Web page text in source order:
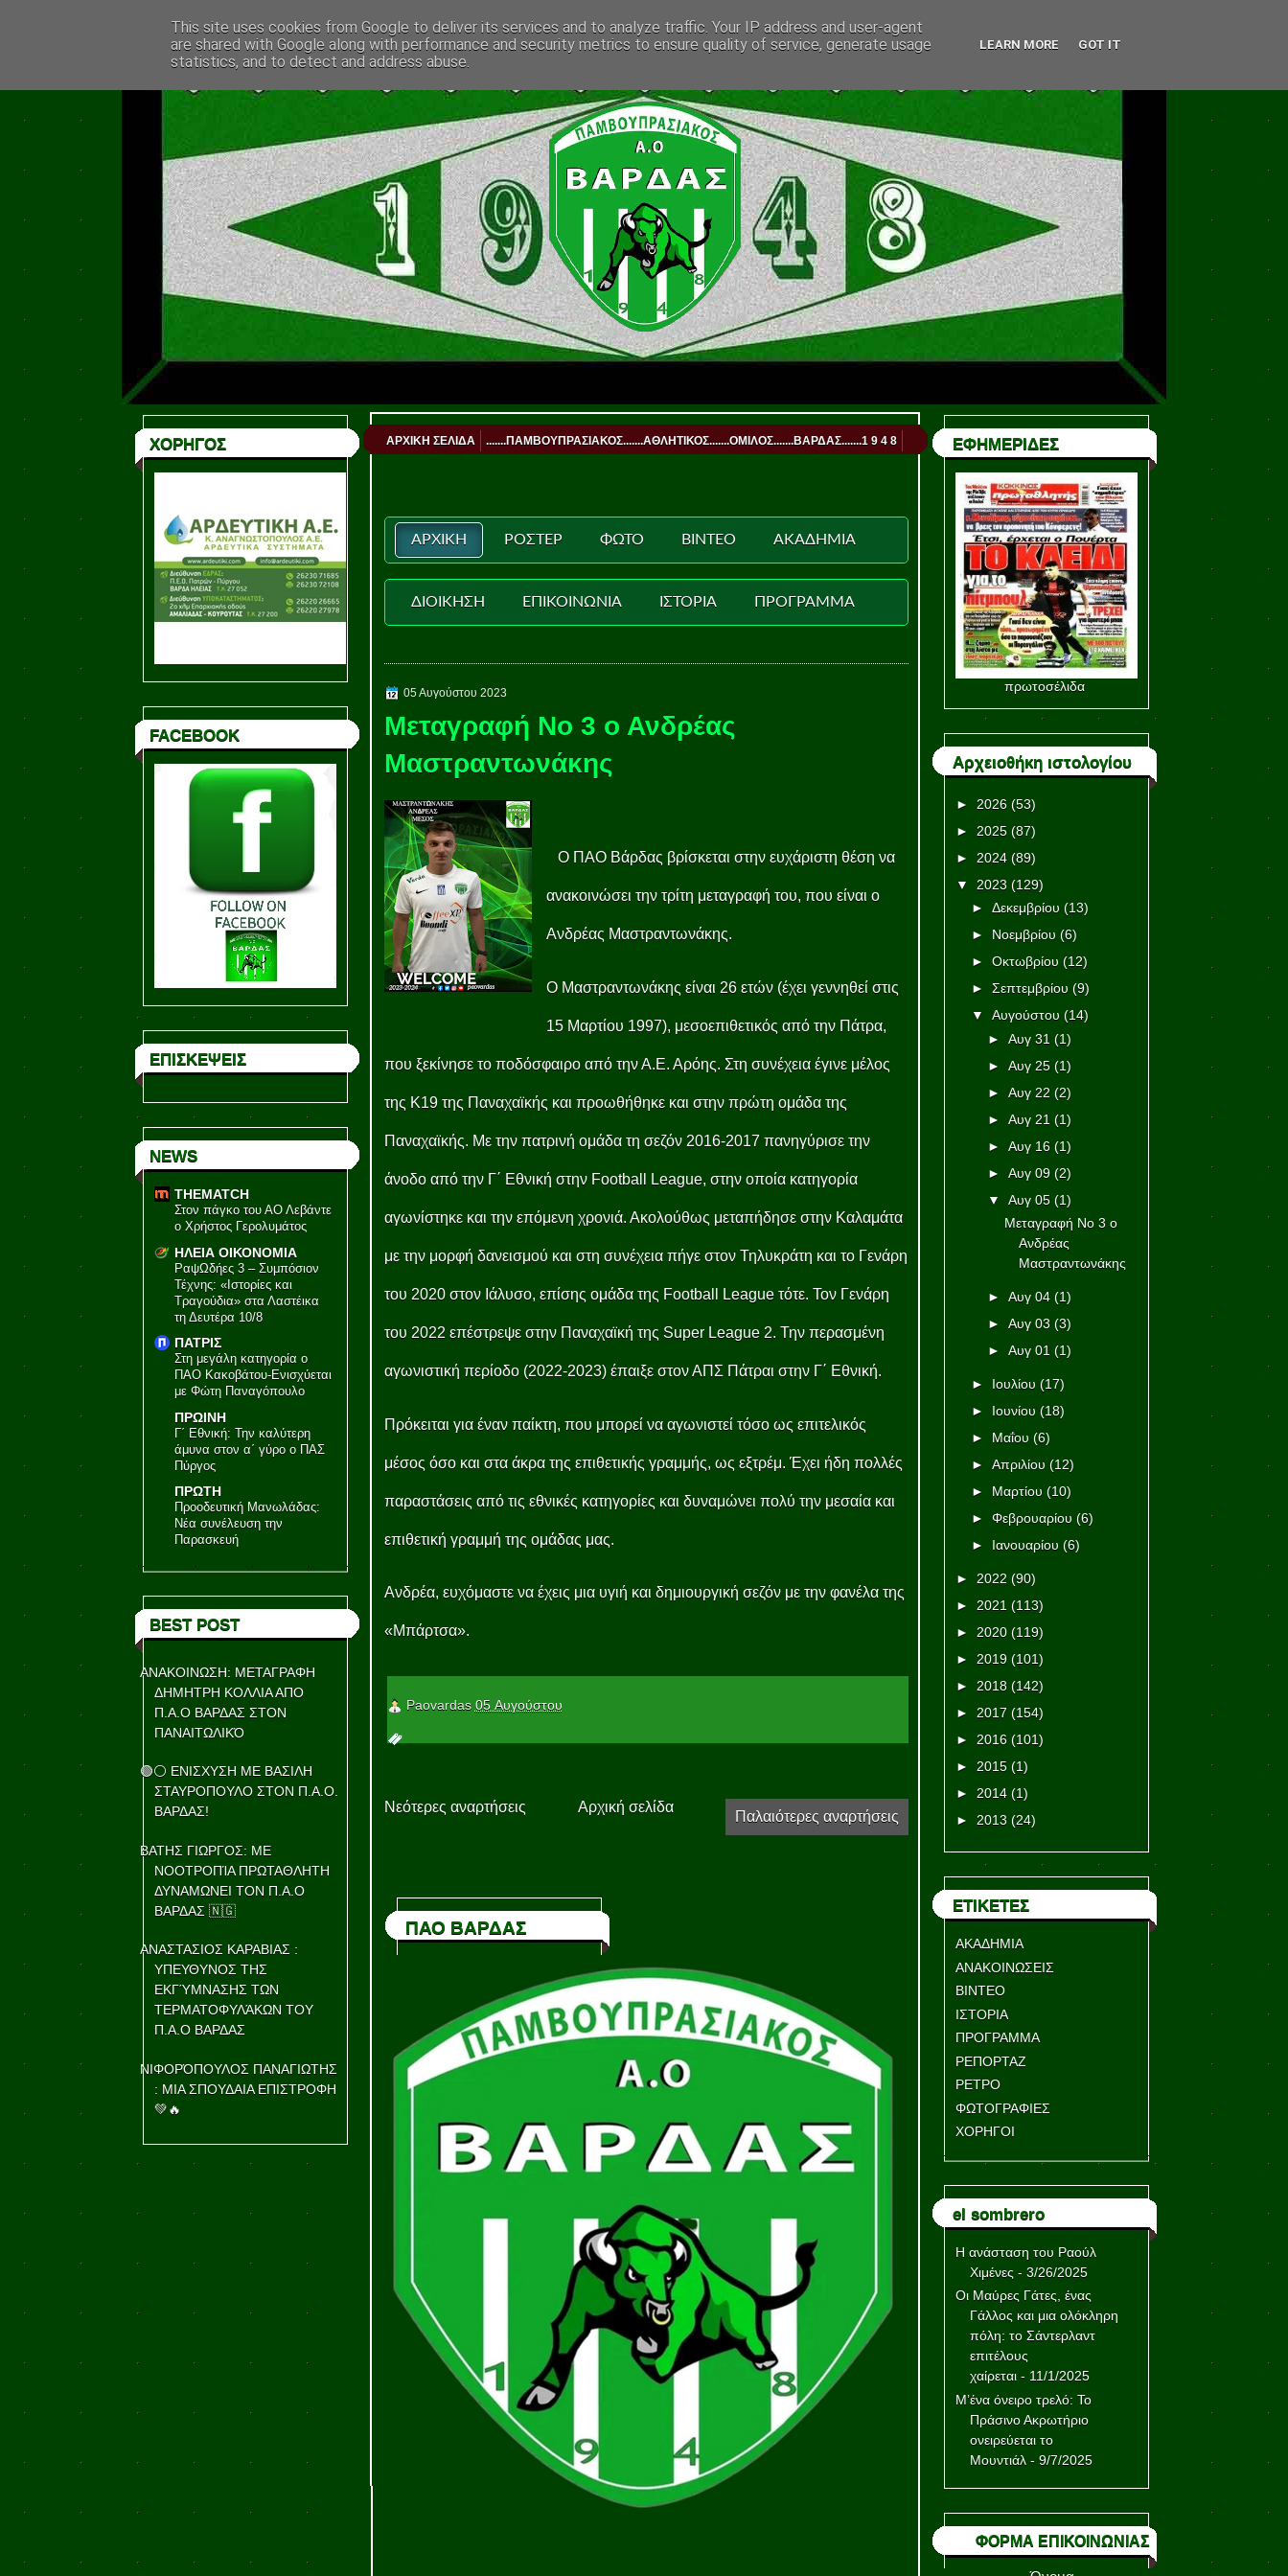
ΧΟΡΗΓΟΣ
FACEBOOK
ΕΠΙΣΚΕΨΕΙΣ
NEWS
THEMATCH
Στον πάγκο του ΑΟ Λεβάντε
ο Χρήστος Γερολυμάτος
ΗΛΕΙΑ ΟΙΚΟΝΟΜΙΑ
ΡαψΩδήες 3 – Συμπόσιον
Τέχνης: «Ιστορίες και
Τραγούδια» στα Λαστέικα
τη Δευτέρα 10/8
ΠΑΤΡΙΣ
Στη μεγάλη κατηγορία ο
ΠΑΟ Κακοβάτου-Ενισχύεται
με Φώτη Παναγόπουλο
ΠΡΩΙΝΗ
Γ΄ Εθνική: Την καλύτερη
άμυνα στον α΄ γύρο ο ΠΑΣ
Πύργος
ΠΡΩΤΗ
Προοδευτική Μανωλάδας:
Νέα συνέλευση την
Παρασκευή
BEST POST
ΑΝΑΚΟΙΝΩΣΗ: ΜΕΤΑΓΡΑΦΗ
ΔΗΜΗΤΡΗ ΚΟΛΛΙΑ ΑΠΟ
Π.Α.Ο ΒΑΡΔΑΣ ΣΤΟΝ
ΠΑΝΑΙΤΩΛΙΚΌ
🟢⚪ ΕΝΙΣΧΥΣΗ ΜΕ ΒΑΣΙΛΗ
ΣΤΑΥΡΟΠΟΥΛΟ ΣΤΟΝ Π.Α.Ο.
ΒΑΡΔΑΣ!
ΒΑΤΗΣ ΓΙΩΡΓΟΣ: ΜΕ
ΝΟΟΤΡΟΠΊΑ ΠΡΩΤΑΘΛΗΤΗ
ΔΥΝΑΜΩΝΕΙ ΤΟΝ Π.Α.Ο
ΒΑΡΔΑΣ 🇳🇬
ΑΝΑΣΤΑΣΙΟΣ ΚΑΡΑΒΙΑΣ :
ΥΠΕΥΘΥΝΟΣ ΤΗΣ
ΕΚΓΎΜΝΑΣΗΣ ΤΩΝ
ΤΕΡΜΑΤΟΦΥΛΆΚΩΝ ΤΟΥ
Π.Α.Ο ΒΑΡΔΑΣ
ΝΙΦΟΡΌΠΟΥΛΟΣ ΠΑΝΑΓΙΩΤΗΣ
: ΜΙΑ ΣΠΟΥΔΑΙΑ ΕΠΙΣΤΡΟΦΗ
💚🔥
ΑΡΧΙΚΗ ΣΕΛΙΔΑ .......ΠΑΜΒΟΥΠΡΑΣΙΑΚΟΣ.......ΑΘΛΗΤΙΚΟΣ.......ΟΜΙΛΟΣ.......ΒΑΡΔΑΣ.......1 9 4 8
ΑΡΧΙΚΗ ΡΟΣΤΕΡ ΦΩΤΟ ΒΙΝΤΕΟ ΑΚΑΔΗΜΙΑ
ΔΙΟΙΚΗΣΗ ΕΠΙΚΟΙΝΩΝΙΑ ΙΣΤΟΡΙΑ ΠΡΟΓΡΑΜΜΑ
05 Αυγούστου 2023
Μεταγραφή Νο 3 ο Ανδρέας
Μαστραντωνάκης
Ο ΠΑΟ Βάρδας βρίσκεται στην ευχάριστη θέση να
ανακοινώσει την τρίτη μεταγραφή του, που είναι ο
Ανδρέας Μαστραντωνάκης.
Ο Μαστραντωνάκης είναι 26 ετών (έχει γεννηθεί στις
15 Μαρτίου 1997), μεσοεπιθετικός από την Πάτρα,
που ξεκίνησε το ποδόσφαιρο από την Α.Ε. Αρόης. Στη συνέχεια έγινε μέλος
της Κ19 της Παναχαϊκής και προωθήθηκε και στην πρώτη ομάδα της
Παναχαϊκής. Με την πατρινή ομάδα τη σεζόν 2016-2017 πανηγύρισε την
άνοδο από την Γ΄ Εθνική στην Football League, στην οποία κατηγορία
αγωνίστηκε και την επόμενη χρονιά. Ακολούθως μεταπήδησε στην Καλαμάτα
με την μορφή δανεισμού και στη συνέχεια πήγε στον Τηλυκράτη και το Γενάρη
του 2020 στον Ιάλυσο, επίσης ομάδα της Football League τότε. Τον Γενάρη
του 2022 επέστρεψε στην Παναχαϊκή της Super League 2. Την περασμένη
αγωνιστική περίοδο (2022-2023) έπαιξε στον ΑΠΣ Πάτραι στην Γ΄ Εθνική.
Πρόκειται για έναν παίκτη, που μπορεί να αγωνιστεί τόσο ως επιτελικός
μέσος όσο και στα άκρα της επιθετικής γραμμής, ως εξτρέμ. Έχει ήδη πολλές
παραστάσεις από τις εθνικές κατηγορίες και δυναμώνει πολύ την μεσαία και
επιθετική γραμμή της ομάδας μας.
Ανδρέα, ευχόμαστε να έχεις μια υγιή και δημιουργική σεζόν με την φανέλα της
«Μπάρτσα».
Paovardas 05 Αυγούστου
Νεότερες αναρτήσεις
Παλαιότερες αναρτήσεις
Αρχική σελίδα
ΠΑΟ ΒΑΡΔΑΣ
ΕΦΗΜΕΡΙΔΕΣ
πρωτοσέλιδα
Αρχειοθήκη ιστολογίου
► 2026 (53)
► 2025 (87)
► 2024 (89)
▼
2023 (129)
►Δεκεμβρίου (13)
► Νοεμβρίου (6)
►Οκτωβρίου (12)
►Σεπτεμβρίου (9)
▼
Αυγούστου (14)
►Αυγ 31 (1)
►Αυγ 25 (1)
►Αυγ 22 (2)
►Αυγ 21 (1)
►Αυγ 16 (1)
►Αυγ 09 (2)
▼
Αυγ 05 (1)
Μεταγραφή Νο 3 ο
Ανδρέας
Μαστραντωνάκης
►Αυγ 04 (1)
►Αυγ 03 (3)
►Αυγ 01 (1)
► Ιουλίου (17)
► Ιουνίου (18)
► Μαΐου (6)
►Απριλίου (12)
► Μαρτίου (10)
►Φεβρουαρίου (6)
► Ιανουαρίου (6)
► 2022 (90)
► 2021 (113)
► 2020 (119)
► 2019 (101)
► 2018 (142)
► 2017 (154)
► 2016 (101)
► 2015 (1)
► 2014 (1)
► 2013 (24)
ΕΤΙΚΕΤΕΣ
ΑΚΑΔΗΜΙΑ
ΑΝΑΚΟΙΝΩΣΕΙΣ
ΒΙΝΤΕΟ
ΙΣΤΟΡΙΑ
ΠΡΟΓΡΑΜΜΑ
ΡΕΠΟΡΤΑΖ
ΡΕΤΡΟ
ΦΩΤΟΓΡΑΦΙΕΣ
ΧΟΡΗΓΟΙ
el sombrero
Η ανάσταση του Ραούλ
Χιμένες - 3/26/2025
Οι Μαύρες Γάτες, ένας
Γάλλος και μια ολόκληρη
πόλη: το Σάντερλαντ
επιτέλους
χαίρεται- 11/1/2025
Μ’ένα όνειρο τρελό: Το
Πράσινο Ακρωτήριο
ονειρεύεται το
Μουντιάλ- 9/7/2025
ΦΟΡΜΑ ΕΠΙΚΟΙΝΩΝΙΑΣ
This site uses cookies from Google to deliver its services and to analyze traffic. Your IP address and user-agent
are shared with Google along with performance and security metrics to ensure quality of service, generate usage
statistics, and to detect and address abuse.
LEARN MORE GOT IT